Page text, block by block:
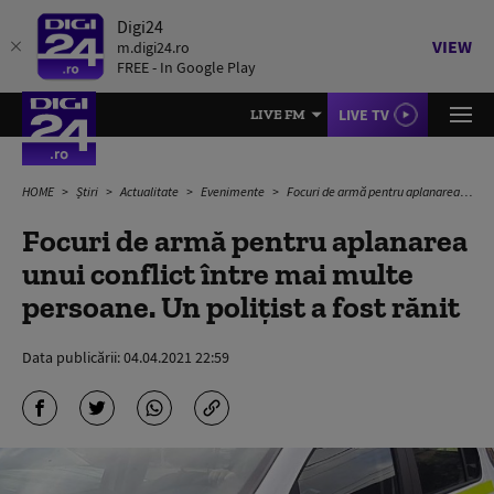
Digi24
m.digi24.ro
FREE - In Google Play
VIEW
LIVE FM LIVE TV
HOME Știri Actualitate Evenimente Focuri de armă pentru aplanarea unui conflict între mai multe persoane. Un polițist a fost rănit
Focuri de armă pentru aplanarea
unui conflict între mai multe
persoane. Un polițist a fost rănit
Data publicării:04.04.2021 22:59